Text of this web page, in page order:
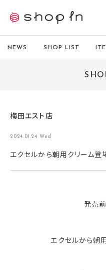
NEWS SHOP LIST
梅田エスト店
2024.01.24 Wed
エクセルから朝用クリーム登
発売
エクセルから朝